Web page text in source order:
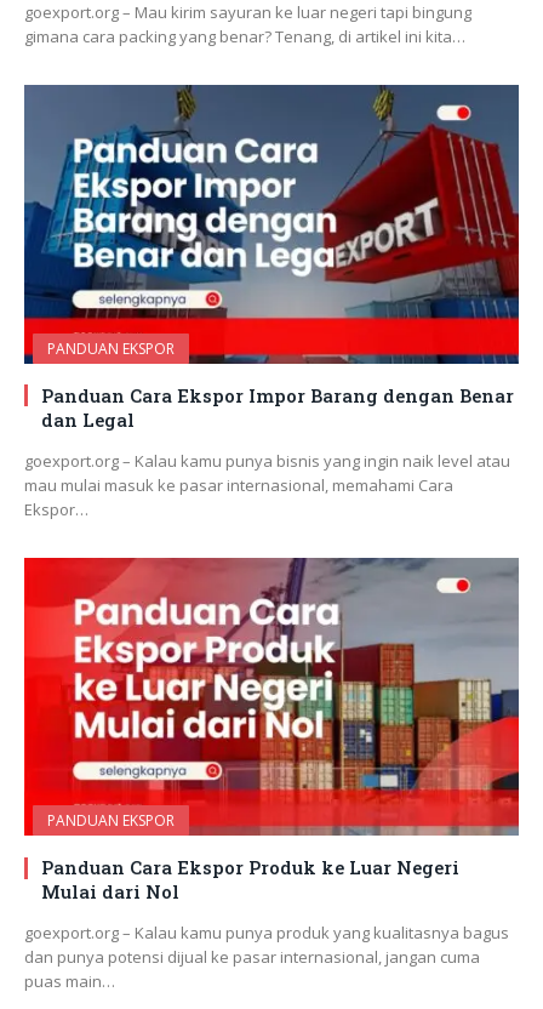
goexport.org – Mau kirim sayuran ke luar negeri tapi bingung
gimana cara packing yang benar? Tenang, di artikel ini kita…
PANDUAN EKSPOR
Panduan Cara Ekspor Impor Barang dengan Benar
dan Legal
goexport.org – Kalau kamu punya bisnis yang ingin naik level atau
mau mulai masuk ke pasar internasional, memahami Cara
Ekspor…
PANDUAN EKSPOR
Panduan Cara Ekspor Produk ke Luar Negeri
Mulai dari Nol
goexport.org – Kalau kamu punya produk yang kualitasnya bagus
dan punya potensi dijual ke pasar internasional, jangan cuma
puas main…